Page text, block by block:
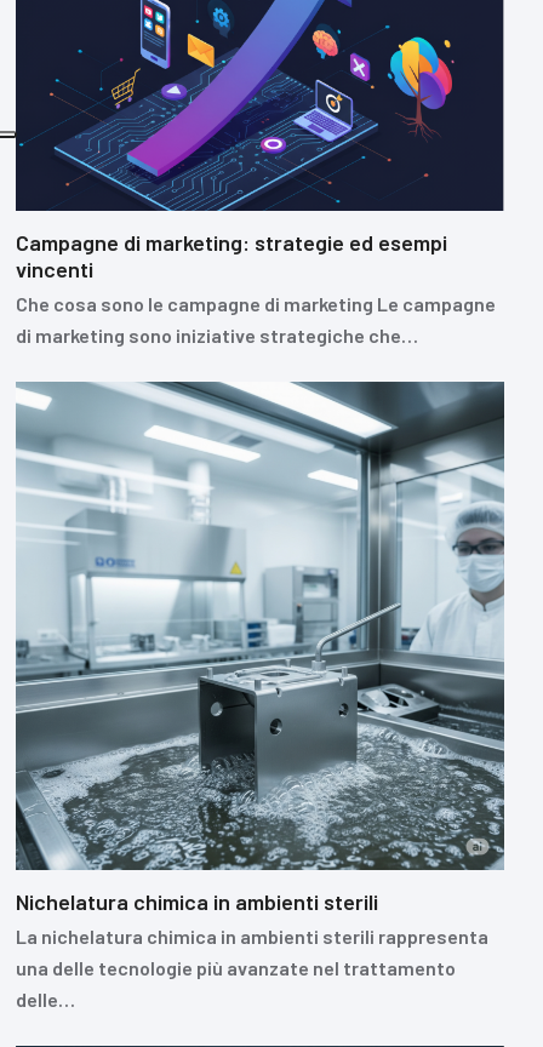
Campagne di marketing: strategie ed esempi
vincenti
Che cosa sono le campagne di marketing Le campagne
di marketing sono iniziative strategiche che…
Nichelatura chimica in ambienti sterili
La nichelatura chimica in ambienti sterili rappresenta
una delle tecnologie più avanzate nel trattamento
delle…